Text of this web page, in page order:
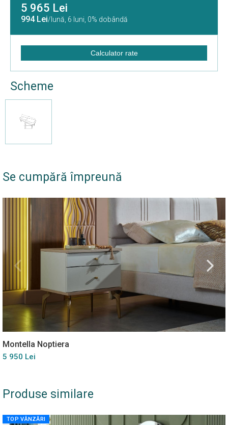
5 965 Lei
994 Lei/lună, 6 luni, 0% dobândă
Calculator rate
Scheme
Se cumpără împreună
Montella Noptiera
5 950 Lei
Produse similare
TOP VÂNZĂRI